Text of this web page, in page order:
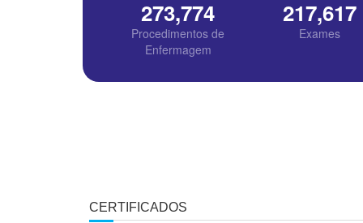
273,778
Procedimentos de
Enfermagem
217,620
Exames
CERTIFICADOS